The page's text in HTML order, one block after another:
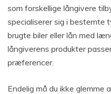
som forskellige långivere
specialiserer sig i bestemte
brugte biler eller lån med
långiverens produkter
præferencer.
Endelig må du ikke glemme